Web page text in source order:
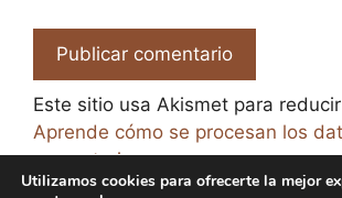
Este sitio usa Akismet para
Aprende cómo se procesan los
comentarios.
Utilizamos cookies para ofrecerte la mejor